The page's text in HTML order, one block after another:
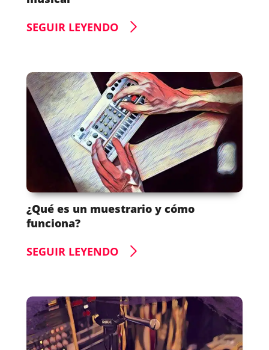
SEGUIR LEYENDO
¿Qué es un muestrario y cómo
funciona?
SEGUIR LEYENDO